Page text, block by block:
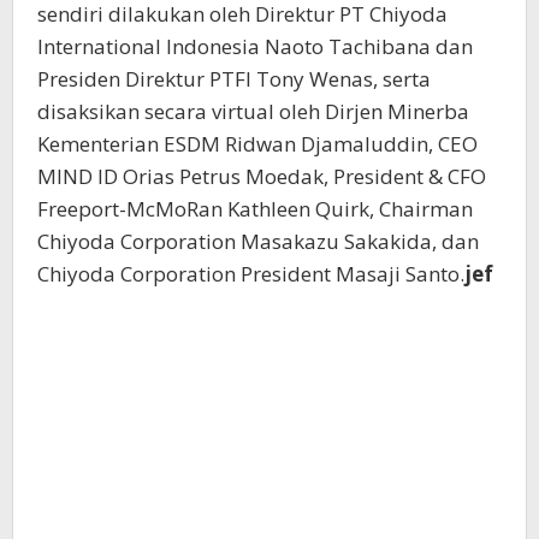
sendiri dilakukan oleh Direktur PT Chiyoda
International Indonesia Naoto Tachibana dan
Presiden Direktur PTFI Tony Wenas, serta
disaksikan secara virtual oleh Dirjen Minerba
Kementerian ESDM Ridwan Djamaluddin, CEO
MIND ID Orias Petrus Moedak, President & CFO
Freeport-McMoRan Kathleen Quirk, Chairman
Chiyoda Corporation Masakazu Sakakida, dan
Chiyoda Corporation President Masaji Santo.jef